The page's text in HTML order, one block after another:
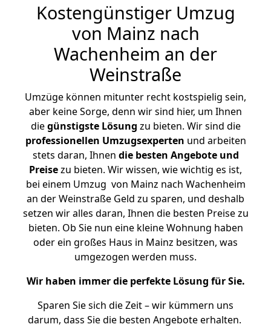
Kostengünstiger Umzug
von Mainz nach
Wachenheim an der
Weinstraße
Umzüge können mitunter recht kostspielig sein,
aber keine Sorge, denn wir sind hier, um Ihnen
diegünstigste Lösung zu bieten. Wir sind die
professionellen Umzugsexperten und arbeiten
stets daran, Ihnen die besten Angebote und
Preisezu bieten. Wir wissen, wie wichtig es ist,
bei einem Umzug von Mainz nach Wachenheim
an der Weinstraße Geld zu sparen, und deshalb
setzen wir alles daran, Ihnen die besten Preise zu
bieten. Ob Sie nun eine kleine Wohnung haben
oder ein großes Haus in Mainz besitzen, was
umgezogen werden muss.
Wir haben immer die perfekte Lösung für Sie.
Sparen Sie sich die Zeit – wir kümmern uns
darum, dass Sie die besten Angebote erhalten.